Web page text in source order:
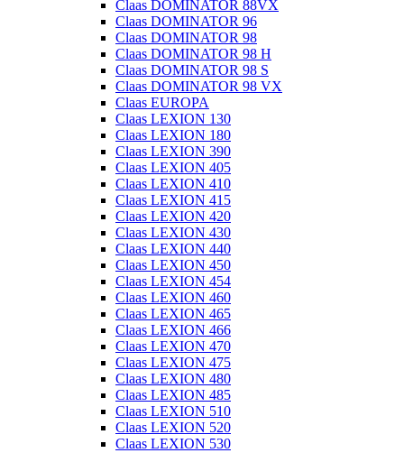
Claas DOMINATOR 88VX
Claas DOMINATOR 96
Claas DOMINATOR 98
Claas DOMINATOR 98 H
Claas DOMINATOR 98 S
Claas DOMINATOR 98 VX
Claas EUROPA
Claas LEXION 130
Claas LEXION 180
Claas LEXION 390
Claas LEXION 405
Claas LEXION 410
Claas LEXION 415
Claas LEXION 420
Claas LEXION 430
Claas LEXION 440
Claas LEXION 450
Claas LEXION 454
Claas LEXION 460
Claas LEXION 465
Claas LEXION 466
Claas LEXION 470
Claas LEXION 475
Claas LEXION 480
Claas LEXION 485
Claas LEXION 510
Claas LEXION 520
Claas LEXION 530